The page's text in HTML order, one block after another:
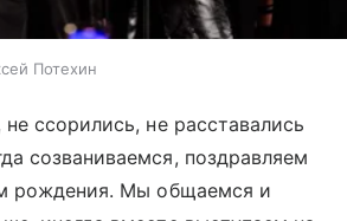
Потехин
ссорились, не расставались
созваниваемся, поздравляем
рождения. Мы общаемся и